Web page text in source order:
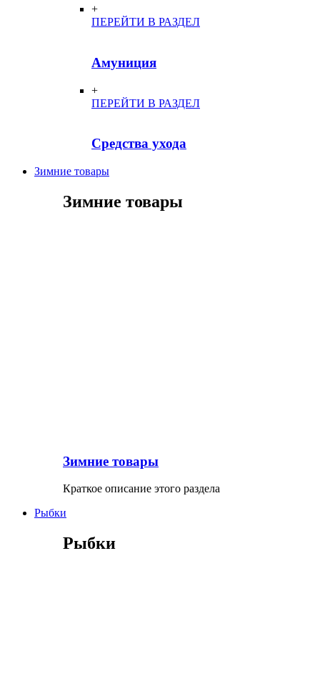
+
ПЕРЕЙТИ В РАЗДЕЛ
Амуниция
+
ПЕРЕЙТИ В РАЗДЕЛ
Средства ухода
Зимние товары
Зимние товары
Зимние товары
Краткое описание этого раздела
Рыбки
Рыбки